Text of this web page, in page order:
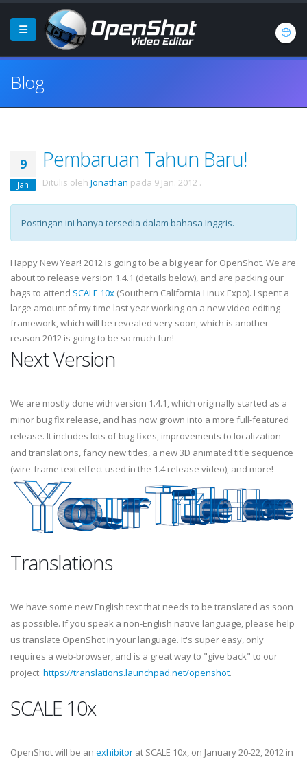
Blog
9
Jan
Pembaruan Tahun Baru!
Ditulis oleh Jonathan pada 9 Jan. 2012 .
Postingan ini hanya tersedia dalam bahasa Inggris.
Happy New Year! 2012 is going to be a big year for OpenShot. We are
about to release version 1.4.1 (details below), and are packing our
bags to attend SCALE 10x (Southern California Linux Expo). I spent a
large amount of my time last year working on a new video editing
framework, which will be revealed very soon, which is another
reason 2012 is going to be so much fun!
Next Version
We are mostly done with version 1.4.1, which originally started as a
minor bug fix release, and has now grown into a more full-featured
release. It includes lots of bug fixes, improvements to localization
and translations, fancy new titles, a new 3D animated title sequence
(wire-frame text effect used in the 1.4 release video), and more!
Translations
We have some new English text that needs to be translated as soon
as possible. If you speak a non-English native language, please help
us translate OpenShot in your language. It's super easy, only
requires a web-browser, and is a great way to "give back" to our
project: https://translations.launchpad.net/openshot.
SCALE 10x
OpenShot will be an exhibitor at SCALE 10x, on January 20-22, 2012 in